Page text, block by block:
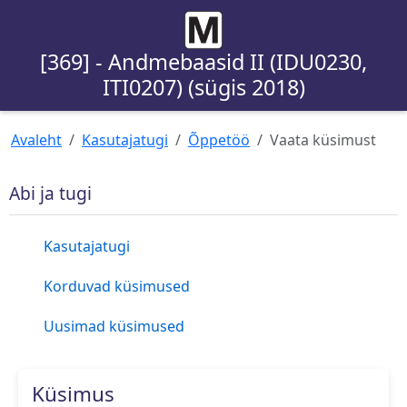
[369] - Andmebaasid II (IDU0230,
ITI0207) (sügis 2018)
Avaleht Kasutajatugi Õppetöö Vaata küsimust
Abi ja tugi
Kasutajatugi
Korduvad küsimused
Uusimad küsimused
Küsimus